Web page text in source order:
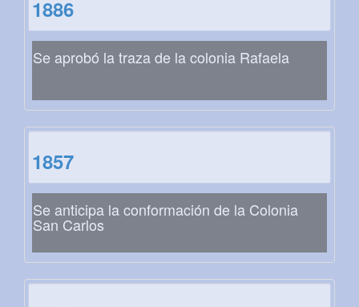
1886
Se aprobó la traza de la colonia Rafaela
1857
Se anticipa la conformación de la Colonia
San Carlos